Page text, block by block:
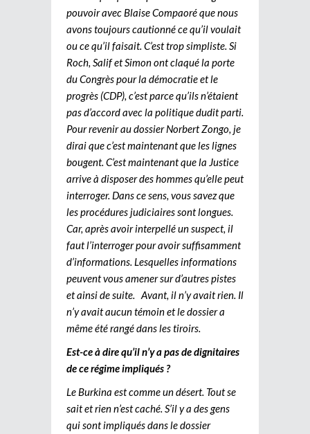
pouvoir avec Blaise Compaoré que nous
avons toujours cautionné ce qu’il voulait
ou ce qu’il faisait. C’est trop simpliste. Si
Roch, Salif et Simon ont claqué la porte
du Congrès pour la démocratie et le
progrès (CDP), c’est parce qu’ils n’étaient
pas d’accord avec la politique dudit parti.
Pour revenir au dossier Norbert Zongo, je
dirai que c’est maintenant que les lignes
bougent. C’est maintenant que la Justice
arrive à disposer des hommes qu’elle peut
interroger. Dans ce sens, vous savez que
les procédures judiciaires sont longues.
Car, après avoir interpellé un suspect, il
faut l’interroger pour avoir suffisamment
d’informations. Lesquelles informations
peuvent vous amener sur d’autres pistes
et ainsi de suite. Avant, il n’y avait rien. Il
n’y avait aucun témoin et le dossier a
même été rangé dans les tiroirs.
Est-ce à dire qu’il n’y a pas de dignitaires
de ce régime impliqués ?
Le Burkina est comme un désert. Tout se
sait et rien n’est caché. S’il y a des gens
qui sont impliqués dans le dossier